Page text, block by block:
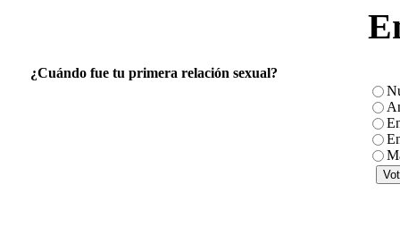
¿Cuándo fue tu primera relación sexual?